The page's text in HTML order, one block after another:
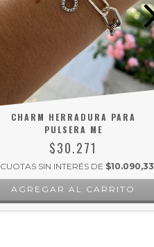
CHARM HERRADURA PARA
PULSERA ME
$30.271
CUOTAS SIN INTERÉS DE $10.090,33